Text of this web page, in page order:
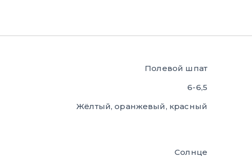
Полевой шпат
6-6,5
Жёлтый, оранжевый, красный
Солнце